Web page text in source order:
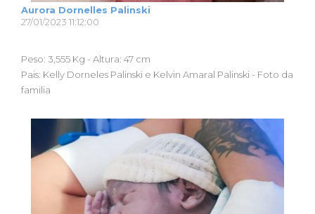
Aurora Dornelles Palinski
27/01/2023 11:12:00
Peso: 3,555 Kg - Altura: 47 cm
Pais: Kelly Dorneles Palinski e Kelvin Amaral Palinski - Foto da
familia